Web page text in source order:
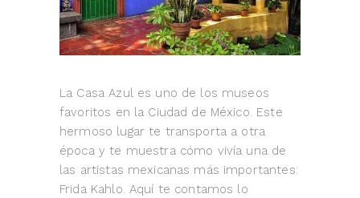
La Casa Azul es uno de los museos
favoritos en la Ciudad de México. Este
hermoso lugar te transporta a otra
época y te muestra cómo vivía una de
las artistas mexicanas más importantes:
Frida Kahlo. Aquí te contamos lo